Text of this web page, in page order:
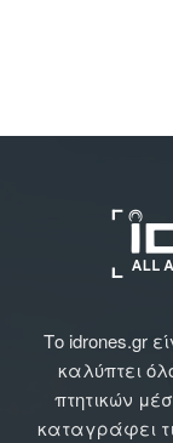
Το idrones.gr
καλύπτει
πτητικών
καταγράφει